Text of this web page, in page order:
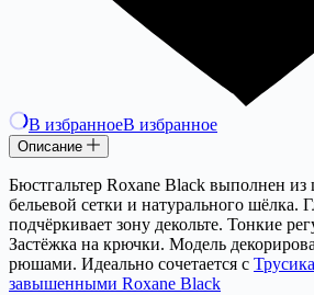
В избранноеВ избранное
Описание
Бюстгальтер Roxane Black выполнен из
бельевой сетки и натурального шёлка.
подчёркивает зону декольте. Тонкие
Застёжка на крючки. Модель
рюшами. Идеально сочетается с
завышенными Roxane Black